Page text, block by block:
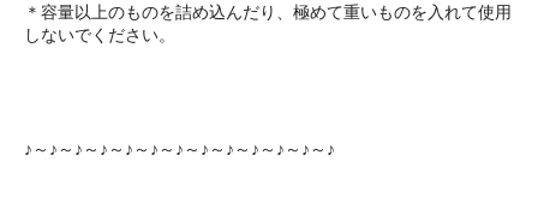
＊容量以上のものを詰め込んだり、極めて重いものを入れて使用
しないでください。
♪～♪～♪～♪～♪～♪～♪～♪～♪～♪～♪～♪～♪